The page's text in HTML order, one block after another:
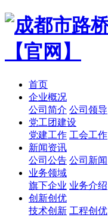
首页
企业概况
公司简介 公司领导
党工团建设
党建工作 工会工作
新闻资讯
公司公告 公司新闻
业务领域
旗下企业 业务介绍
创新创优
技术创新 工程创优